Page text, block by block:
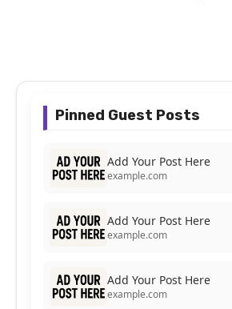
Pinned Guest Posts
Add Your Post Here
example.com
Add Your Post Here
example.com
Add Your Post Here
example.com